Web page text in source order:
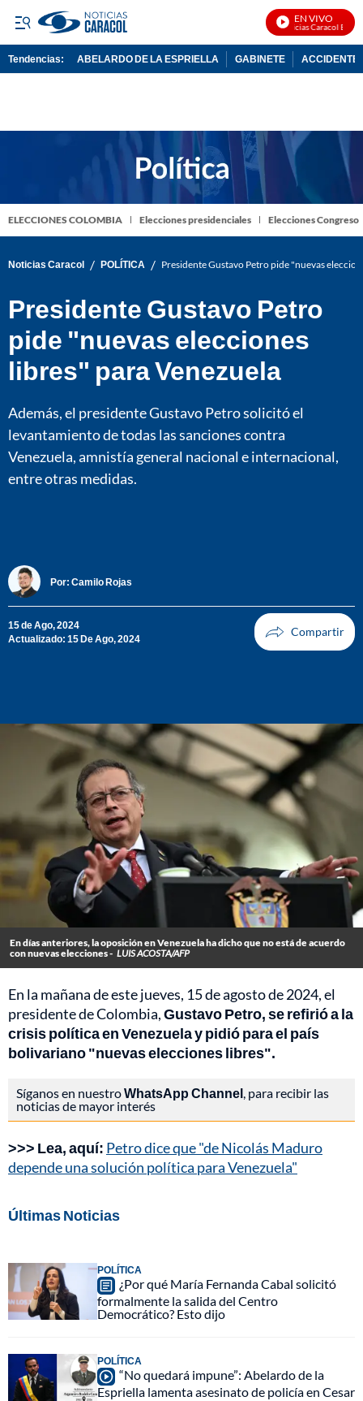
EN VIVO
Noticias Caracol En Vivo
Tendencias: ABELARDO DE LA ESPRIELLA GABINETE ACCIDENTE
ELECCIONES COLOMBIA Elecciones presidenciales Elecciones Congreso
Noticias Caracol / POLÍTICA / Presidente Gustavo Petro pide "nuevas
Presidente Gustavo Petro
pide "nuevas elecciones
libres" para Venezuela
Además, el presidente Gustavo Petro solicitó el
levantamiento de todas las sanciones contra
Venezuela, amnistía general nacional e internacional,
entre otras medidas.
Por: Camilo Rojas
15 de Ago, 2024
Actualizado: 15 De Ago, 2024
En días anteriores, la oposición en Venezuela ha dicho que no está de acuerdo
con nuevas elecciones - LUIS ACOSTA/AFP
En la mañana de este jueves, 15 de agosto de 2024, el
presidente de Colombia,Gustavo Petro, se refirió a la
crisis política en Venezuela y pidió para el país
bolivariano "nuevas elecciones libres".
Síganos en nuestroWhatsApp Channel, para recibir las
noticias de mayor interés
>>> Lea, aquí: Petro dice que "de Nicolás Maduro
depende una solución política para Venezuela"
Últimas Noticias
POLÍTICA
¿Por qué María Fernanda Cabal solicitó
formalmente la salida del Centro
Democrático? Esto dijo
POLÍTICA
“No quedará impune”: Abelardo de la
Espriella lamenta asesinato de policía en Cesar